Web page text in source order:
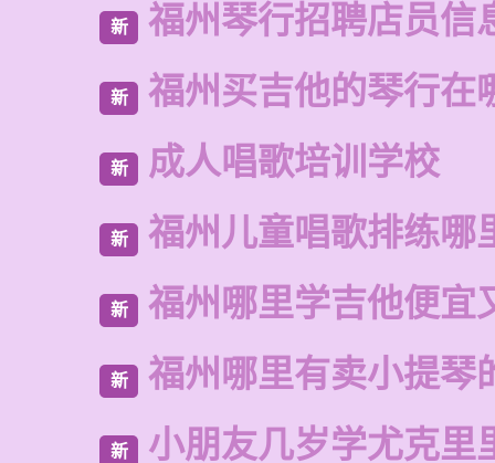
新 福州琴行招聘店员信
新 福州买吉他的琴行在
新 成人唱歌培训学校
新 福州儿童唱歌排练哪
新 福州哪里学吉他便宜
新 福州哪里有卖小提琴
新 小朋友几岁学尤克里